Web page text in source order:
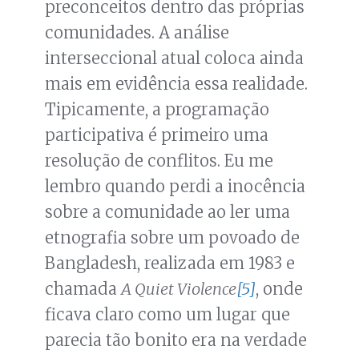
preconceitos dentro das próprias
comunidades. A análise
interseccional atual coloca ainda
mais em evidência essa realidade.
Tipicamente, a programação
participativa é primeiro uma
resolução de conflitos. Eu me
lembro quando perdi a inocência
sobre a comunidade ao ler uma
etnografia sobre um povoado de
Bangladesh, realizada em 1983 e
chamada A Quiet Violence[5], onde
ficava claro como um lugar que
parecia tão bonito era na verdade